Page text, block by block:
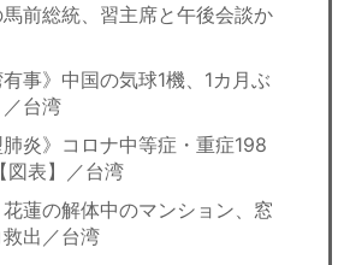
馬前総統、習主席と午後会談か
有事》中国の気球1機、1カ月ぶ
台湾
肺炎》コロナ中等症・重症198
図表】／台湾
花蓮の解体中のマンション、窓
出／台湾